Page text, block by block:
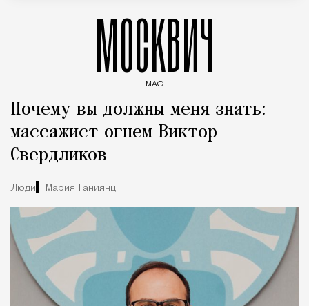
МОСКВИЧ
MAG
Почему вы должны меня знать:
массажист огнем Виктор
Свердликов
Люди Мария Ганиянц